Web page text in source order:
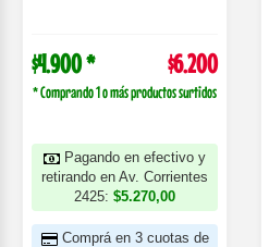
$4.900 * $6.200
* Comprando 1 o más productos surtidos
Pagando en efectivo y
retirando en Av. Corrientes
2425: $5.270,00
Comprá en 3 cuotas de